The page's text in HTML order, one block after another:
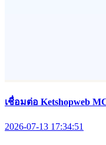
เชื่อมต่อ Ketshopweb
2026-07-13 17:34:51